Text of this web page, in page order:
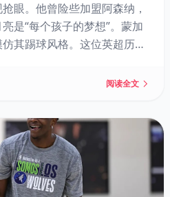
眼。他曾险些加盟阿森纳，
是“每个孩子的梦想”。蒙加
其踢球风格。这位英超历史
阅读全文